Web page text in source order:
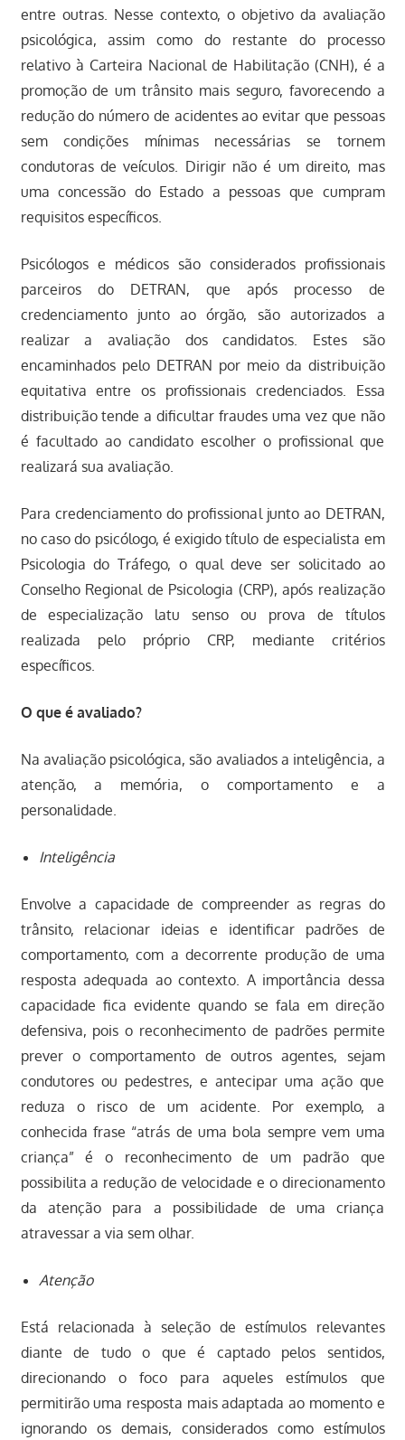
entre outras. Nesse contexto, o objetivo da avaliação
psicológica, assim como do restante do processo
relativo à Carteira Nacional de Habilitação (CNH), é a
promoção de um trânsito mais seguro, favorecendo a
redução do número de acidentes ao evitar que pessoas
sem condições mínimas necessárias se tornem
condutoras de veículos. Dirigir não é um direito, mas
uma concessão do Estado a pessoas que cumpram
requisitos específicos.
Psicólogos e médicos são considerados profissionais
parceiros do DETRAN, que após processo de
credenciamento junto ao órgão, são autorizados a
realizar a avaliação dos candidatos. Estes são
encaminhados pelo DETRAN por meio da distribuição
equitativa entre os profissionais credenciados. Essa
distribuição tende a dificultar fraudes uma vez que não
é facultado ao candidato escolher o profissional que
realizará sua avaliação.
Para credenciamento do profissional junto ao DETRAN,
no caso do psicólogo, é exigido título de especialista em
Psicologia do Tráfego, o qual deve ser solicitado ao
Conselho Regional de Psicologia (CRP), após realização
de especialização latu senso ou prova de títulos
realizada pelo próprio CRP, mediante critérios
específicos.
O que é avaliado?
Na avaliação psicológica, são avaliados a inteligência, a
atenção, a memória, o comportamento e a
personalidade.
Inteligência
Envolve a capacidade de compreender as regras do
trânsito, relacionar ideias e identificar padrões de
comportamento, com a decorrente produção de uma
resposta adequada ao contexto. A importância dessa
capacidade fica evidente quando se fala em direção
defensiva, pois o reconhecimento de padrões permite
prever o comportamento de outros agentes, sejam
condutores ou pedestres, e antecipar uma ação que
reduza o risco de um acidente. Por exemplo, a
conhecida frase “atrás de uma bola sempre vem uma
criança” é o reconhecimento de um padrão que
possibilita a redução de velocidade e o direcionamento
da atenção para a possibilidade de uma criança
atravessar a via sem olhar.
Atenção
Está relacionada à seleção de estímulos relevantes
diante de tudo o que é captado pelos sentidos,
direcionando o foco para aqueles estímulos que
permitirão uma resposta mais adaptada ao momento e
ignorando os demais, considerados como estímulos